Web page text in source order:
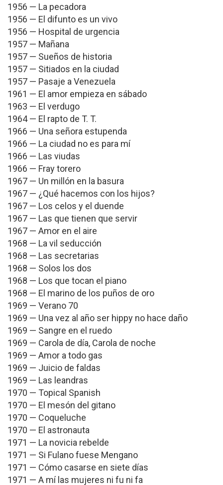
1956 — La pecadora
1956 — El difunto es un vivo
1956 — Hospital de urgencia
1957 — Mañana
1957 — Sueños de historia
1957 — Sitiados en la ciudad
1957 — Pasaje a Venezuela
1961 — El amor empieza en sábado
1963 — El verdugo
1964 — El rapto de T. T.
1966 — Una señora estupenda
1966 — La ciudad no es para mí
1966 — Las viudas
1966 — Fray torero
1967 — Un millón en la basura
1967 — ¿Qué hacemos con los hijos?
1967 — Los celos y el duende
1967 — Las que tienen que servir
1967 — Amor en el aire
1968 — La vil seducción
1968 — Las secretarias
1968 — Solos los dos
1968 — Los que tocan el piano
1968 — El marino de los puños de oro
1969 — Verano 70
1969 — Una vez al año ser hippy no hace daño
1969 — Sangre en el ruedo
1969 — Carola de día, Carola de noche
1969 — Amor a todo gas
1969 — Juicio de faldas
1969 — Las leandras
1970 — Topical Spanish
1970 — El mesón del gitano
1970 — Coqueluche
1970 — El astronauta
1971 — La novicia rebelde
1971 — Si Fulano fuese Mengano
1971 — Cómo casarse en siete días
1971 — A mí las mujeres ni fu ni fa